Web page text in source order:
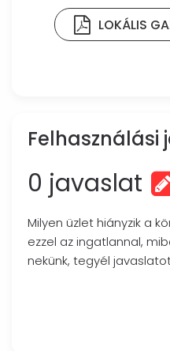
LOKÁLIS
Felhasználási
0 javaslat
Milyen üzlet hiányzik a
ezzel az ingatlannal,
nekünk, tegyél